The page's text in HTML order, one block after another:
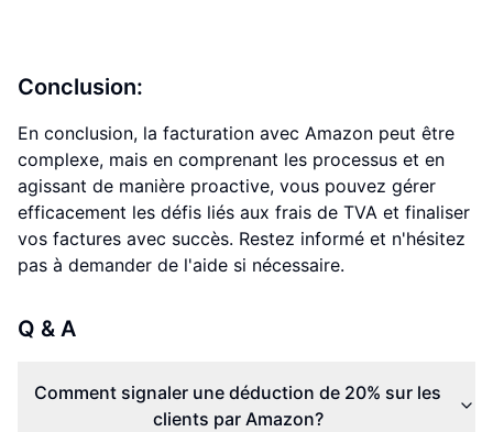
Conclusion:
En conclusion, la facturation avec Amazon peut être
complexe, mais en comprenant les processus et en
agissant de manière proactive, vous pouvez gérer
efficacement les défis liés aux frais de TVA et finaliser
vos factures avec succès. Restez informé et n'hésitez
pas à demander de l'aide si nécessaire.
Q & A
Comment signaler une déduction de 20% sur les
clients par Amazon?